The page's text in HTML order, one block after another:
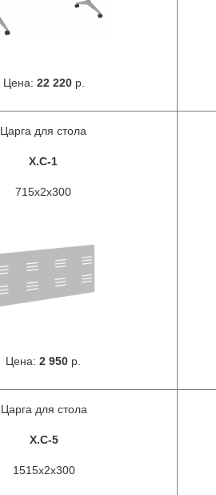
Цена: 22 220р.
Царга для стола
X.C-1
715х2х300
Цена: 2 950р.
Царга для стола
X.C-5
1515х2х300